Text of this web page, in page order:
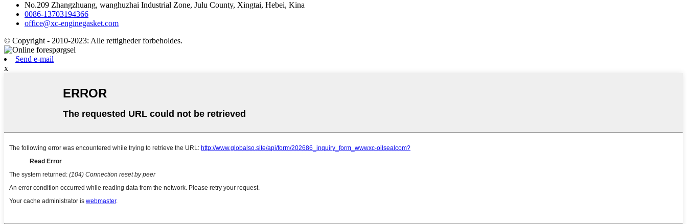
No.209 Zhangzhuang, wanghuzhai Industrial Zone, Julu County, Xingtai, Hebei, Kina
0086-13703194366
office@xc-enginegasket.com
© Copyright - 2010-2023: Alle rettigheder forbeholdes.
Send e-mail
x